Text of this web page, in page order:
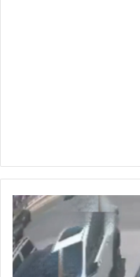
F1ltr4n
fu3rt3
video
de